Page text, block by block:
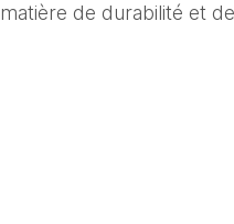
de durabilité et